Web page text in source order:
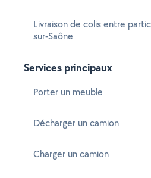
Livraison de colis entre
sur-Saône
Services principaux
Porter un meuble
Décharger un camion
Charger un camion